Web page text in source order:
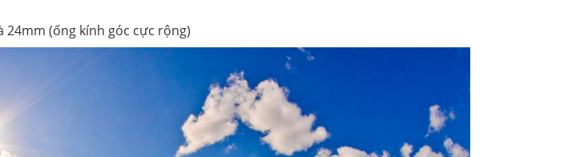
24mm (ống kính góc cực rộng)